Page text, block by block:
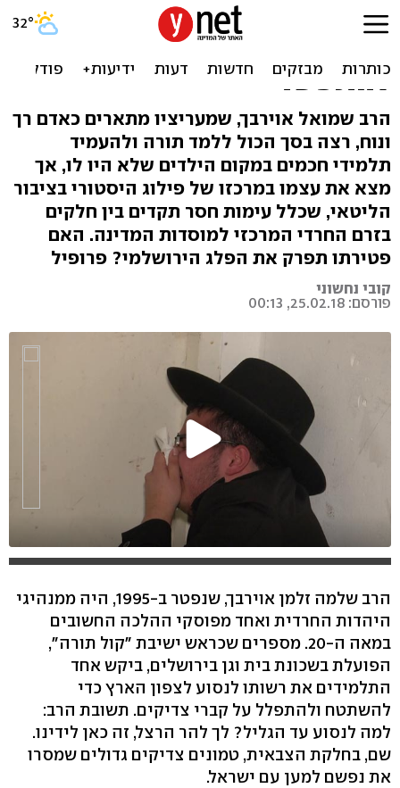
הסמן הקיצוני של הזרם
המרכזי: הרב שלא ידע
להתפשר
הרב שמואל אוירבך, שמעריציו מתארים כאדם רך
ונוח, רצה בסך הכול ללמד תורה ולהעמיד
תלמידי חכמים במקום הילדים שלא היו לו, אך
מצא את עצמו במרכזו של פילוג היסטורי בציבור
הליטאי, שכלל עימות חסר תקדים בין חלקים
בזרם החרדי המרכזי למוסדות המדינה. האם
פטירתו תפרק את הפלג הירושלמי? פרופיל
קובי נחשוני
פורסם: 25.02.18, 00:13
הרב שלמה זלמן אוירבך, שנפטר ב-1995, היה ממנהיגי
היהדות החרדית ואחד מפוסקי ההלכה החשובים
במאה ה-20. מספרים שכראש ישיבת "קול תורה",
הפועלת בשכונת בית וגן בירושלים, ביקש אחד
התלמידים את רשותו לנסוע לצפון הארץ כדי
להשתטח ולהתפלל על קברי צדיקים. תשובת הרב:
למה לנסוע עד הגליל? לך להר הרצל, זה כאן לידינו.
שם, בחלקת הצבאית, טמונים צדיקים גדולים שמסרו
את נפשם למען עם ישראל.